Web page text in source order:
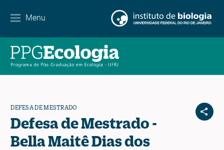
Menu
Contato
DEFESA DE MESTRADO
Defesa de Mestrado -
Bella Maitê Dias dos